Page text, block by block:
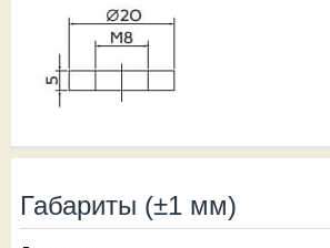
Габариты (±1 мм)